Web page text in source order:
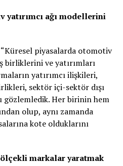
ağı modellerini
piyasalarda otomotiv
ve yatırımları
yatırımcı ilişkileri,
sektör içi-sektör dışı
Her birinin hem
olup, aynı zamanda
kote olduklarını
markalar yaratmak